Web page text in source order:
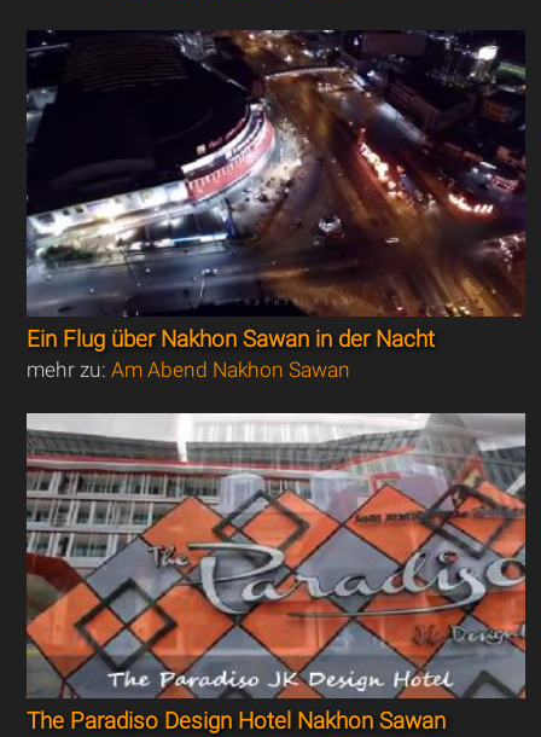
Ein Flug über Nakhon Sawan in der Nacht
mehr zu:Am Abend Nakhon Sawan
The Paradiso Design Hotel Nakhon Sawan